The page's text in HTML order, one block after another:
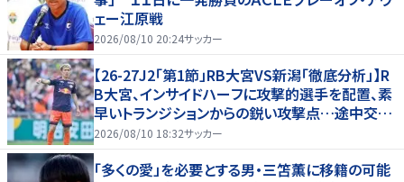
ェー江原戦
2026/08/10 20:24サッカー
【26-27J2「第1節」RB大宮VS新潟「徹底分析」】R
B大宮、インサイドハーフに攻撃的選手を配置、素
早いトランジションからの鋭い攻撃点…途中交代
での“メッセージ”も(1)
2026/08/10 18:32サッカー
「多くの愛」を必要とする男・三笘薫に移籍の可能